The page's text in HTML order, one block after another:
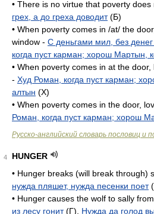
• There is no virtue that poverty does
грех, а до греха доводит(Б)
• When poverty comes in /at/ the
window - С деньгами мил, без
когда пуст карман; хорош Мартын,
• When poverty comes in at the
- Худ Роман, когда пуст карман;
алтын (X)
• When poverty comes in the door,
Роман, когда пуст карман; хорош
Русско-английский словарь пословиц и
4
HUNGER
• Hunger breaks (will break through)
нужда пляшет, нужда песенки поет
• Hunger causes the wolf to sally
из лесу гонит(Г), Нужда да голод